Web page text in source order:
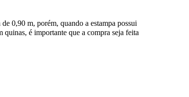
0,90 m, porém, quando a estampa possui
quinas, é importante que a compra seja feita